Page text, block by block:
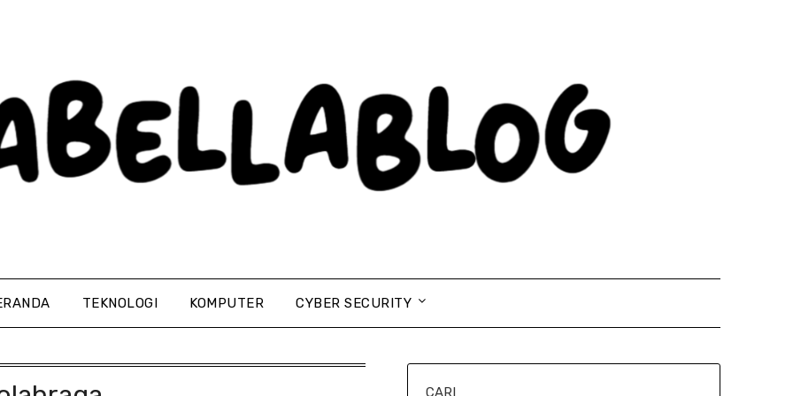
TEKNOLOGI KOMPUTER CYBER SECURITY
CARI